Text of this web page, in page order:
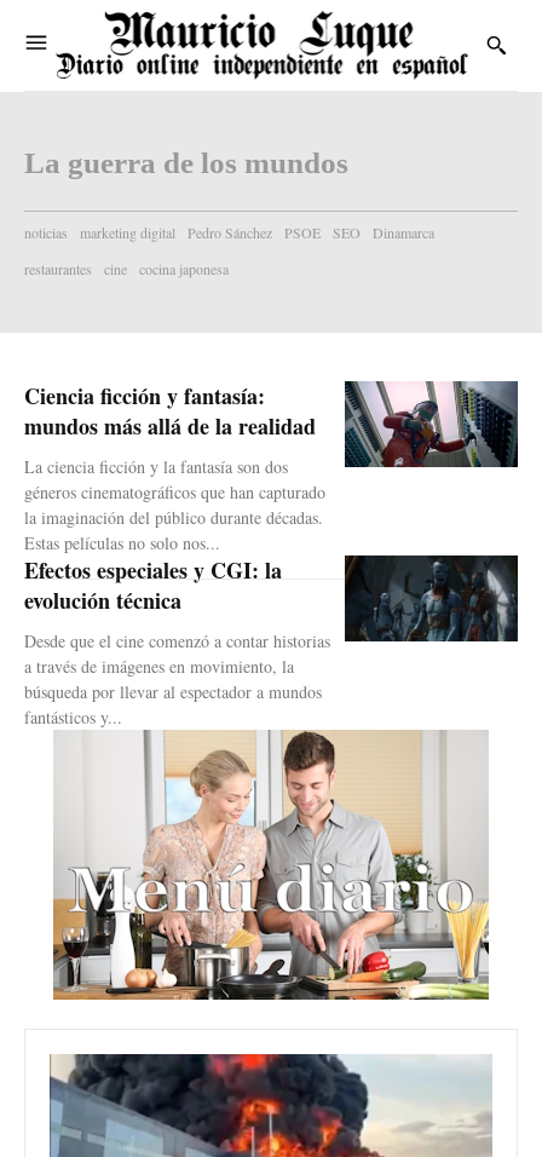
La guerra de los mundos
noticias marketing digital Pedro Sánchez PSOE SEO
Dinamarca
restaurantes
cine cocina japonesa
Ciencia ficción y fantasía:
mundos más allá de la realidad
La ciencia ficción y la fantasía son dos
géneros cinematográficos que han capturado
la imaginación del público durante décadas.
Estas películas no solo nos...
Efectos especiales y CGI: la
evolución técnica
Desde que el cine comenzó a contar historias
a través de imágenes en movimiento, la
búsqueda por llevar al espectador a mundos
fantásticos y...